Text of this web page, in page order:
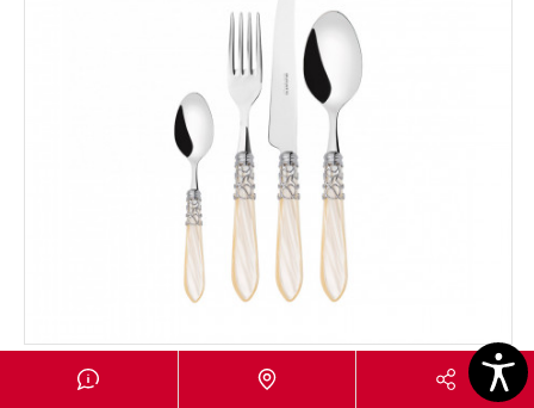
Set 24 pezzi in scatola Gallery - colore Avorio -